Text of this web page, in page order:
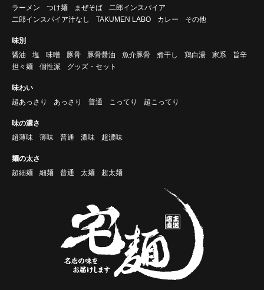
ラーメン
つけ麺 まぜそば
二郎インスパイア
二郎インスパイア汁なし
TAKUMEN LABO カレー その他
味別
醤油
塩 味噌 豚骨 豚骨醤油 魚介豚骨 煮干し 鶏白湯 家系
旨辛
担々麺
個性派 グッズ・セット
味わい
超あっさり
あっさり 普通 こってり 超こってり
味の濃さ
超薄味
薄味 普通 濃味 超濃味
麺の太さ
超細麺
細麺 普通 太麺 超太麺